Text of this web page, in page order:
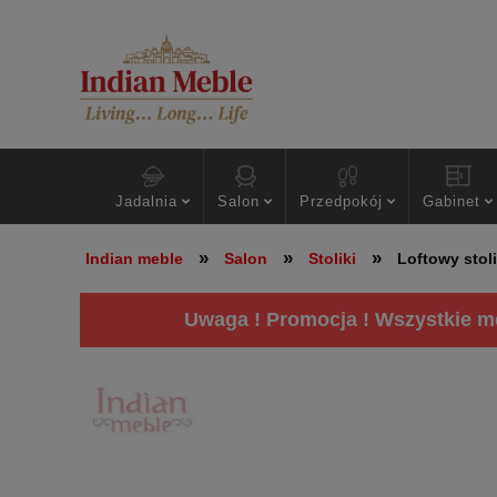
Jadalnia Salon Przedpokój Gabinet
Indian meble » Salon » Stoliki » Loftowy
Uwaga ! Promocja ! Wszystkie